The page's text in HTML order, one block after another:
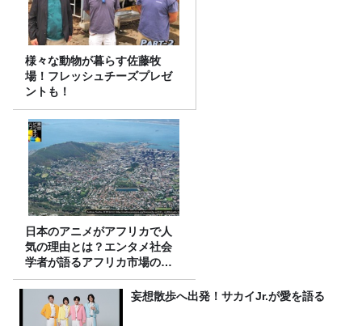
様々な動物が暮らす佐藤牧
場！フレッシュチーズプレゼ
ントも！
日本のアニメがアフリカで人
気の理由とは？エンタメ社会
学者が語るアフリカ市場のリ
アル
妄想散歩へ出発！サカイJr.が愛を語る